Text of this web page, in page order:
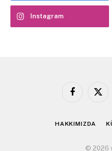
Instagram
Facebook
X
HAKKIMIZDA
© 2026